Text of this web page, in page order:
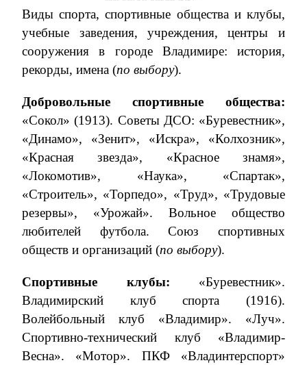
Виды спорта, спортивные общества и клубы,
учебные заведения, учреждения, центры и
сооружения в городе Владимире: история,
рекорды, имена (по выбору).
Добровольные спортивные общества:
«Сокол» (1913). Советы ДСО: «Буревестник»,
«Динамо», «Зенит», «Искра», «Колхозник»,
«Красная звезда», «Красное знамя»,
«Локомотив», «Наука», «Спартак»,
«Строитель», «Торпедо», «Труд», «Трудовые
резервы», «Урожай». Вольное общество
любителей футбола. Союз спортивных
обществ и организаций (по выбору).
Спортивные клубы: «Буревестник».
Владимирский клуб спорта (1916).
Волейбольный клуб «Владимир». «Луч».
Спортивно-технический клуб «Владимир-
Весна». «Мотор». ПКФ «Владинтерспорт»